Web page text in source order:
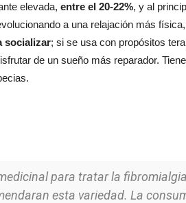
elevada, entre el 20-22%, y al
a una relajación más
socializar; si se usa con propósitos
de un sueño más reparador.
para tratar la
esta variedad. La